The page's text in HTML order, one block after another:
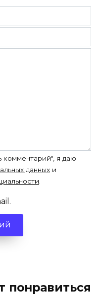
комментарий", я даю
данных и
понравиться